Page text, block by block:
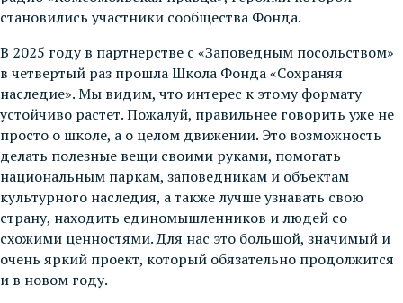
становились участники сообщества Фонда.
В 2025 году в партнерстве с «Заповедным посольством»
в четвертый раз прошла Школа Фонда «Сохраняя
наследие». Мы видим, что интерес к этому формату
устойчиво растет. Пожалуй, правильнее говорить уже не
просто о школе, а о целом движении. Это возможность
делать полезные вещи своими руками, помогать
национальным паркам, заповедникам и объектам
культурного наследия, а также лучше узнавать свою
страну, находить единомышленников и людей со
схожими ценностями. Для нас это большой, значимый и
очень яркий проект, который обязательно продолжится
и в новом году.